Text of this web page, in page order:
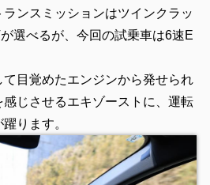
ンスミッションはツインクラッ
選べるが、今回の試乗車は6速E
目覚めたエンジンから発せられ
じさせるエキゾーストに、運転
ります。